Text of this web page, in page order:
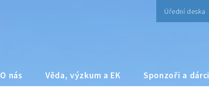
Úřední deska
O nás Věda, výzkum a EK Sponzoři a dárci